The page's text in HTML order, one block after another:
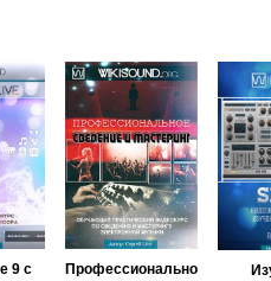
9 с
Профессионально